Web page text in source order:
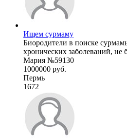
Ищем сурмаму
Биородители в поиске
хронических заболеваний, не
Мария №59130
1000000 руб.
Пермь
1672